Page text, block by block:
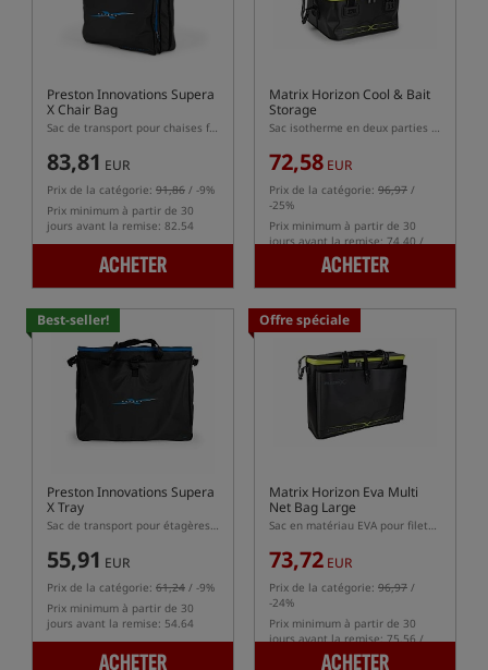
Preston Innovations Supera
X Chair Bag
Sac de transport pour chaises feeder
83,81 EUR
Prix de la catégorie: 91,86 / -9%
Prix minimum à partir de 30
jours avant la remise: 82.54
ACHETER
Matrix Horizon Cool & Bait
Storage
Sac isotherme en deux parties en matériau EVA pour appâts et amorces
72,58 EUR
Prix de la catégorie: 96,97 /
-25%
Prix minimum à partir de 30
jours avant la remise: 74.40 /
ACHETER
Best-seller!
Preston Innovations Supera
X Tray
Sac de transport pour étagères latérales
55,91 EUR
Prix de la catégorie: 61,24 / -9%
Prix minimum à partir de 30
jours avant la remise: 54.64
ACHETER
Offre spéciale
Matrix Horizon Eva Multi
Net Bag Large
Sac en matériau EVA pour filets de conservation des poissons
73,72 EUR
Prix de la catégorie: 96,97 /
-24%
Prix minimum à partir de 30
jours avant la remise: 75.56 /
ACHETER